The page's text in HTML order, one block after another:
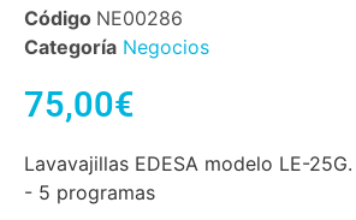
Código NE00286
Categoría Negocios
75,00€
Lavavajillas EDESA modelo LE-25G.
- 5 programas